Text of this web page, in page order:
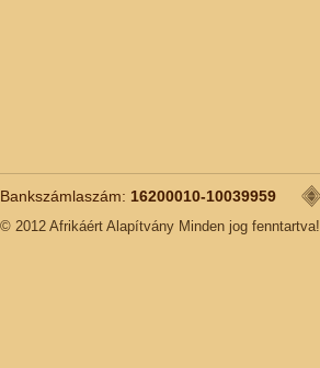
Bankszámlaszám: 16200010-10039959
© 2012 Afrikáért Alapítvány Minden jog fenntartva!